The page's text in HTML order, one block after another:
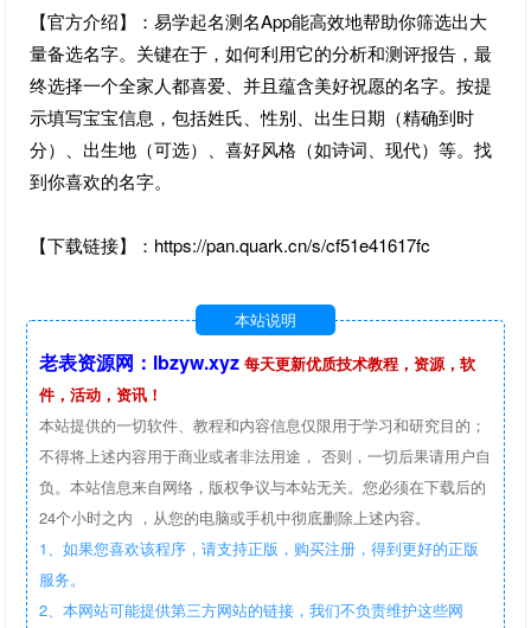
【官方介绍】：易学起名测名App能高效地帮助你筛选出大
量备选名字。关键在于，如何利用它的分析和测评报告，最
终选择一个全家人都喜爱、并且蕴含美好祝愿的名字。按提
示填写宝宝信息，包括姓氏、性别、出生日期（精确到时
分）、出生地（可选）、喜好风格（如诗词、现代）等。找
到你喜欢的名字。
【下载链接】：https://pan.quark.cn/s/cf51e41617fc
本站说明
老表资源网：lbzyw.xyz 每天更新优质技术教程，资源，软
件，活动，资讯！
本站提供的一切软件、教程和内容信息仅限用于学习和研究目的；
不得将上述内容用于商业或者非法用途， 否则，一切后果请用户自
负。本站信息来自网络，版权争议与本站无关。您必须在下载后的
24个小时之内 ，从您的电脑或手机中彻底删除上述内容。
1、如果您喜欢该程序，请支持正版，购买注册，得到更好的正版
服务。
2、本网站可能提供第三方网站的链接，我们不负责维护这些网